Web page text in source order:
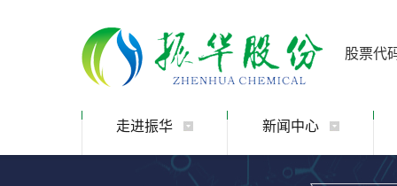
股票代
走进振华 新闻中心